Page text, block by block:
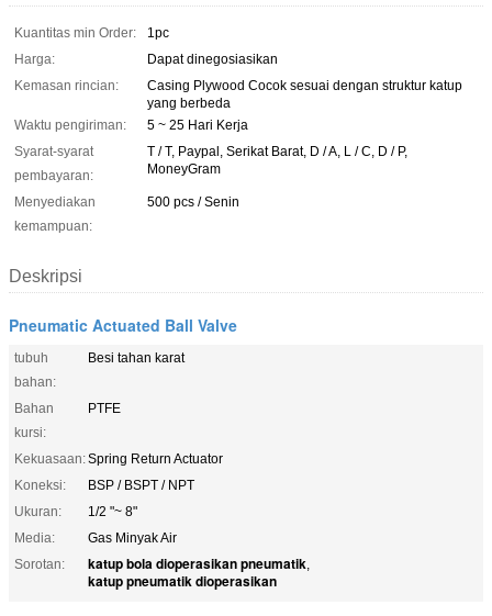
Kuantitas min Order:
1pc
Harga:
Dapat dinegosiasikan
Kemasan rincian:
Casing Plywood Cocok sesuai dengan struktur katup
yang berbeda
Waktu pengiriman:
5 ~ 25 Hari Kerja
Syarat-syarat
pembayaran:
T / T, Paypal, Serikat Barat, D / A, L / C, D / P,
MoneyGram
Menyediakan
kemampuan:
500 pcs / Senin
Deskripsi
Pneumatic Actuated Ball Valve
tubuh
bahan:
Besi tahan karat
Bahan
kursi:
PTFE
Kekuasaan:Spring Return Actuator
Koneksi:
BSP / BSPT / NPT
Ukuran:
1/2 "~ 8"
Media:
Gas Minyak Air
Sorotan:
katup bola dioperasikan pneumatik,
katup pneumatik dioperasikan